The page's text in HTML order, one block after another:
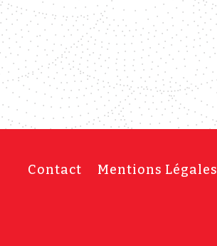
Contact Mentions Légales